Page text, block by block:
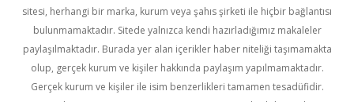
sitesi, herhangi bir marka, kurum veya şahıs şirketi ile hiçbir bağlantısı
bulunmamaktadır. Sitede yalnızca kendi hazırladığımız makaleler
paylaşılmaktadır. Burada yer alan içerikler haber niteliği taşımamakta
olup, gerçek kurum ve kişiler hakkında paylaşım yapılmamaktadır.
Gerçek kurum ve kişiler ile isim benzerlikleri tamamen tesadüfidir.